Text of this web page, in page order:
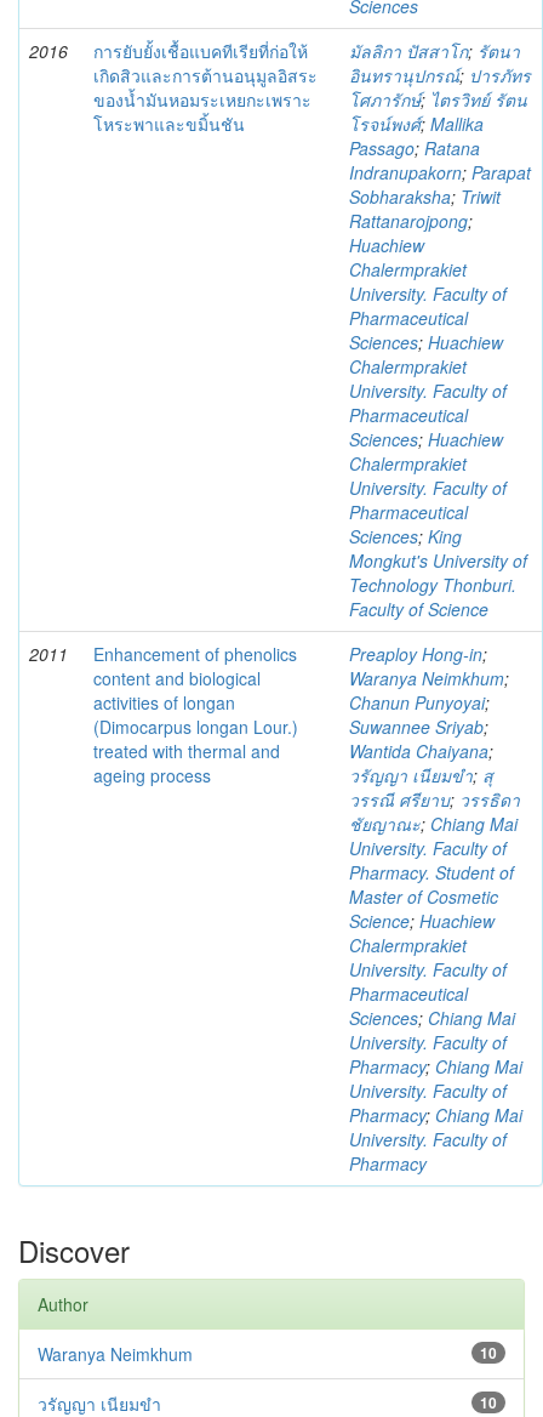
Sciences
2016
การยับยั้งเชื้อแบคทีเรียที่ก่อให้
เกิดสิวและการต้านอนุมูลอิสระ
ของน้ำมันหอมระเหยกะเพราะ
โหระพาและขมิ้นชัน
มัลลิกา ปัสสาโก; รัตนา
อินทรานุปกรณ์; ปารภัทร
โศภารักษ์; ไตรวิทย์ รัตน
โรจน์พงศ์; Mallika
Passago; Ratana
Indranupakorn; Parapat
Sobharaksha; Triwit
Rattanarojpong;
Huachiew
Chalermprakiet
University. Faculty of
Pharmaceutical
Sciences; Huachiew
Chalermprakiet
University. Faculty of
Pharmaceutical
Sciences; Huachiew
Chalermprakiet
University. Faculty of
Pharmaceutical
Sciences; King
Mongkut's University of
Technology Thonburi.
Faculty of Science
2011
Enhancement of phenolics
content and biological
activities of longan
(Dimocarpus longan Lour.)
treated with thermal and
ageing process
Preaploy Hong-in;
Waranya Neimkhum;
Chanun Punyoyai;
Suwannee Sriyab;
Wantida Chaiyana;
วรัญญา เนียมขำ; สุ
วรรณี ศรียาบ; วรรธิดา
ชัยญาณะ; Chiang Mai
University. Faculty of
Pharmacy. Student of
Master of Cosmetic
Science; Huachiew
Chalermprakiet
University. Faculty of
Pharmaceutical
Sciences; Chiang Mai
University. Faculty of
Pharmacy; Chiang Mai
University. Faculty of
Pharmacy; Chiang Mai
University. Faculty of
Pharmacy
Discover
Author
10
Waranya Neimkhum
10
วรัญญา เนียมขำ